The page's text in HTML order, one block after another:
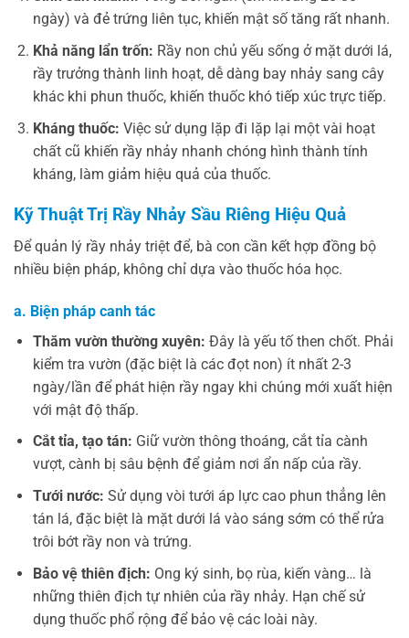
ngày) và đẻ trứng liên tục, khiến mật số tăng rất nhanh.
Khả năng lẩn trốn: Rầy non chủ yếu sống ở mặt dưới lá,
rầy trưởng thành linh hoạt, dễ dàng bay nhảy sang cây
khác khi phun thuốc, khiến thuốc khó tiếp xúc trực tiếp.
Kháng thuốc: Việc sử dụng lặp đi lặp lại một vài hoạt
chất cũ khiến rầy nhảy nhanh chóng hình thành tính
kháng, làm giảm hiệu quả của thuốc.
Kỹ Thuật Trị Rầy Nhảy Sầu Riêng Hiệu Quả
Để quản lý rầy nhảy triệt để, bà con cần kết hợp đồng bộ
nhiều biện pháp, không chỉ dựa vào thuốc hóa học.
a. Biện pháp canh tác
Thăm vườn thường xuyên: Đây là yếu tố then chốt. Phải
kiểm tra vườn (đặc biệt là các đọt non) ít nhất 2-3
ngày/lần để phát hiện rầy ngay khi chúng mới xuất hiện
với mật độ thấp.
Cắt tỉa, tạo tán: Giữ vườn thông thoáng, cắt tỉa cành
vượt, cành bị sâu bệnh để giảm nơi ẩn nấp của rầy.
Tưới nước: Sử dụng vòi tưới áp lực cao phun thẳng lên
tán lá, đặc biệt là mặt dưới lá vào sáng sớm có thể rửa
trôi bớt rầy non và trứng.
Bảo vệ thiên địch: Ong ký sinh, bọ rùa, kiến vàng… là
những thiên địch tự nhiên của rầy nhảy. Hạn chế sử
dụng thuốc phổ rộng để bảo vệ các loài này.